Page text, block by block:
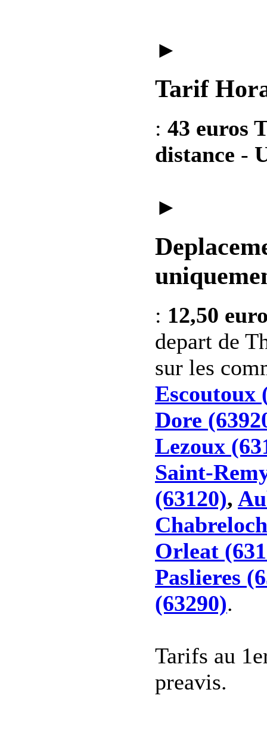
►
Tarif
: 43 euros
distance -
►
: 12,50
depart de
sur les
Escoutoux
Dore
Lezoux
Saint-
(63120),
Orleat
Paslieres
(63290).
Tarifs au
preavis.